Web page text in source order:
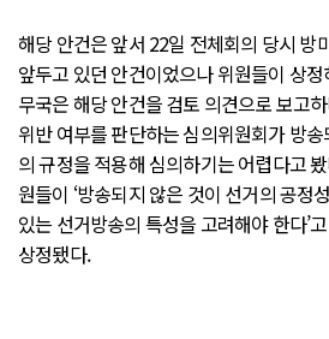
해당 안건은 앞서 22일 전체회의 당시 방
앞두고 있던 안건이었으나 위원들이 상
무국은 해당 안건을 검토 의견으로 보고
위반 여부를 판단하는 심의위원회가 방
의 규정을 적용해 심의하기는 어렵다고
원들이 ‘방송되지 않은 것이 선거의 공정
있는 선거방송의 특성을 고려해야 한다’
상정됐다.